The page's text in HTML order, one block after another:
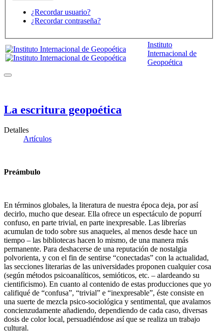
¿Recordar usuario?
¿Recordar contraseña?
Instituto
Internacional de
Geopoética
La escritura geopoética
Detalles
Artículos
Preámbulo
En términos globales, la literatura de nuestra época deja, por así
decirlo, mucho que desear. Ella ofrece un espectáculo de popurrí
confuso, en parte trivial, en parte inexpresable. Las librerías
acumulan de todo sobre sus anaqueles, al menos desde hace un
tiempo – las bibliotecas hacen lo mismo, de una manera más
permanente. Para deshacerse de una reputación de nostalgia
polvorienta, y con el fin de sentirse “conectadas” con la actualidad,
las secciones literarias de las universidades proponen cualquier cosa
(según métodos psicoanalíticos, semióticos, etc. – alardeando su
cientificismo). En cuanto al contenido de estas producciones que yo
califiqué de “confusa”, “trivial” e “inexpresable”, éste consiste en
una suerte de mezcla psico-sociológica y sentimental, que avalamos
concienzudamente añadiendo, dependiendo de cada caso, diversas
dosis de color local, persuadiéndose así que se realiza un trabajo
cultural.